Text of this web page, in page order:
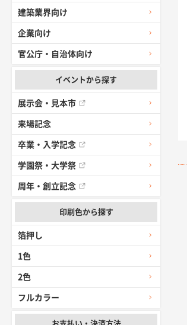
建築業界向け
企業向け
官公庁・自治体向け
イベントから探す
展示会・見本市
来場記念
卒業・入学記念
学園祭・大学祭
周年・創立記念
印刷色から探す
箔押し
1色
2色
フルカラー